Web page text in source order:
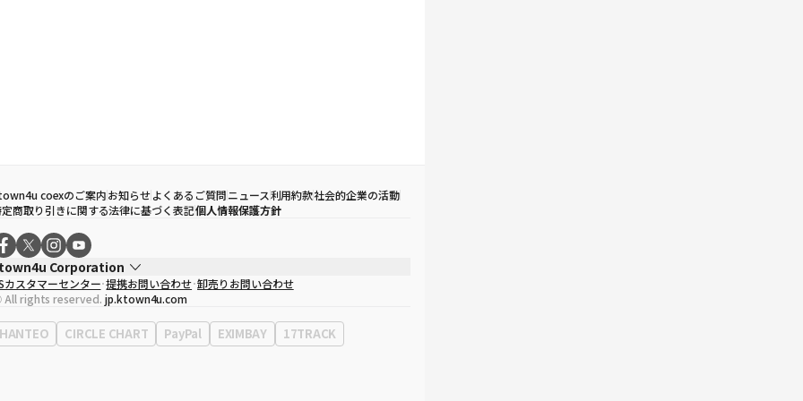
coexのご案内お知らせよくあるご質問ニュース利用約款社会的企業の活動
商取り引きに関する法律に基づく表記個人情報保護方針
Corporation
取締役
ソン・ヒョミン
業者登録番号120-87-71116
0120-23-7523
務所住所
ソウル特別市江南区永東大路513、3階(三成洞、coex)
カスタマーセンター 提携お問い合わせ 卸売りお問い合わせ
rights reserved. jp.ktown4u.com
HANTEO CIRCLE CHART PayPal EXIMBAY 17TRACK